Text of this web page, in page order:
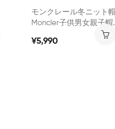
モンクレール冬ニット
Moncler子供男女親子帽
防寒激安コピーブランド
冬ふわふわ親子ニット帽
¥5,990